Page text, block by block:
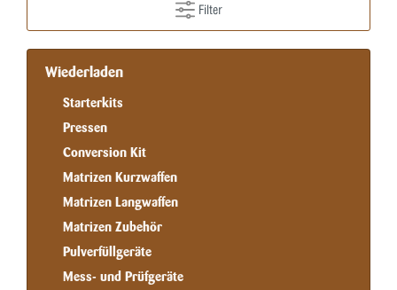
Filter
Wiederladen
Starterkits
Pressen
Conversion Kit
Matrizen Kurzwaffen
Matrizen Langwaffen
Matrizen Zubehör
Pulverfüllgeräte
Mess- und Prüfgeräte